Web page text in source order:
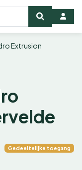
Extrusion
Gedeeltelijke toegang